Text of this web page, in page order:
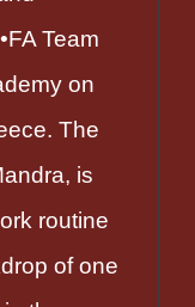
Team
on
The
is
routine
of one